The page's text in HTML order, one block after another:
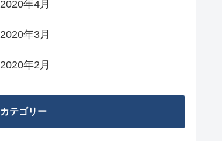
2020年4月
2020年3月
2020年2月
カテゴリー